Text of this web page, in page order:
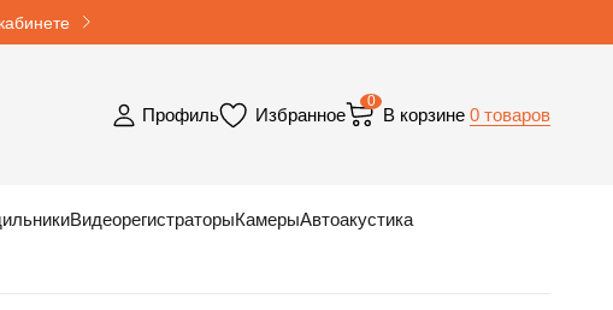
Профиль Избранное
0
В корзине 0 товаров
ВидеорегистраторыКамерыАвтоакустика